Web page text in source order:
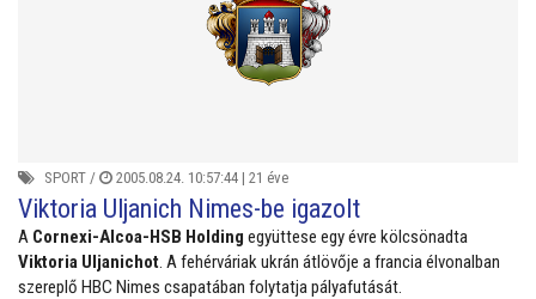
SPORT / 2005.08.24. 10:57:44 | 21 éve
Viktoria Uljanich Nimes-be igazolt
A Cornexi-Alcoa-HSB Holding együttese egy évre kölcsönadta
Viktoria Uljanichot. A fehérváriak ukrán átlövője a francia élvonalban
szereplő HBC Nimes csapatában folytatja pályafutását.